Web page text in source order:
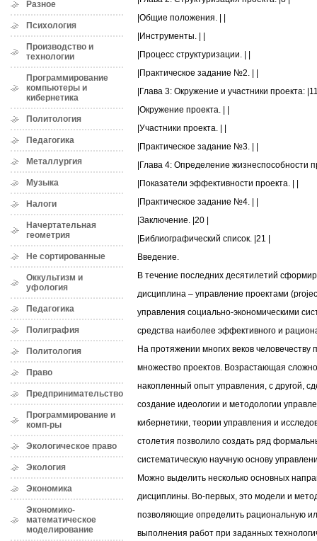
Разное
Психология
Производство и
технологии
Программирование
компьютеры и
кибернетика
Политология
Педагогика
Металлургия
Музыка
Налоги
Начертательная
геометрия
Не сортированные
Оккультизм и
уфология
Педагогика
Полиграфия
Политология
Право
Предпринимательство
Программирование и
комп-ры
Экологическое право
Экология
Экономика
Экономико-
математическое
моделирование
|Общие положения. | |
|Инструменты. | |
|Процесс структуризации. | |
|Практическое задание №2. | |
|Глава 3: Окружение и участники проекта:
|Окружение проекта. | |
|Участники проекта. | |
|Практическое задание №3. | |
|Глава 4: Определение жизнеспособности
|Показатели эффективности проекта. | |
|Практическое задание №4. | |
|Заключение. |20 |
|Библиографический список. |21 |
Введение.
В течение последних десятилетий
дисциплина – управление проектами
управления социально-экономическими
средства наиболее эффективного и
На протяжении многих веков человечеству
множество проектов. Возрастающая
накопленный опыт управления, с другой,
создание идеологии и методологии
кибернетики, теории управления и
столетия позволило создать ряд
систематическую научную основу
Можно выделить несколько основных
дисциплины. Во-первых, это модели и
позволяющие определить рациональную
выполнения работ при заданных